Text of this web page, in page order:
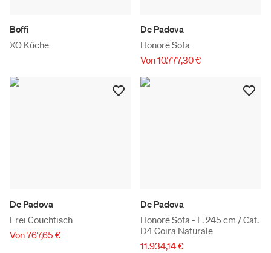
Boffi
XO Küche
De Padova
Honoré Sofa
Von 10.777,30 €
De Padova
Erei Couchtisch
Von 767,65 €
De Padova
Honoré Sofa - L. 245 cm / Cat.
D4 Coira Naturale
11.934,14 €